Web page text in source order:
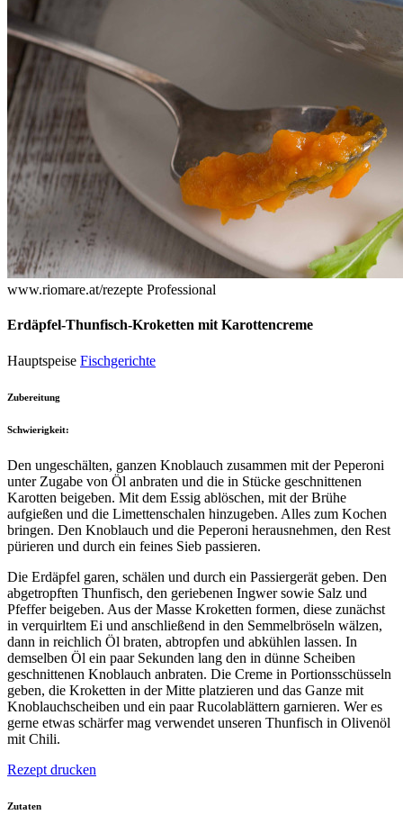
www.riomare.at/rezepte Professional
Erdäpfel-Thunfisch-Kroketten mit Karottencreme
Hauptspeise Fischgerichte
Zubereitung
Schwierigkeit:
Den ungeschälten, ganzen Knoblauch zusammen mit der Peperoni
unter Zugabe von Öl anbraten und die in Stücke geschnittenen
Karotten beigeben. Mit dem Essig ablöschen, mit der Brühe
aufgießen und die Limettenschalen hinzugeben. Alles zum Kochen
bringen. Den Knoblauch und die Peperoni herausnehmen, den Rest
pürieren und durch ein feines Sieb passieren.
Die Erdäpfel garen, schälen und durch ein Passiergerät geben. Den
abgetropften Thunfisch, den geriebenen Ingwer sowie Salz und
Pfeffer beigeben. Aus der Masse Kroketten formen, diese zunächst
in verquirltem Ei und anschließend in den Semmelbröseln wälzen,
dann in reichlich Öl braten, abtropfen und abkühlen lassen. In
demselben Öl ein paar Sekunden lang den in dünne Scheiben
geschnittenen Knoblauch anbraten. Die Creme in Portionsschüsseln
geben, die Kroketten in der Mitte platzieren und das Ganze mit
Knoblauchscheiben und ein paar Rucolablättern garnieren. Wer es
gerne etwas schärfer mag verwendet unseren Thunfisch in Olivenöl
mit Chili.
Rezept drucken
Zutaten